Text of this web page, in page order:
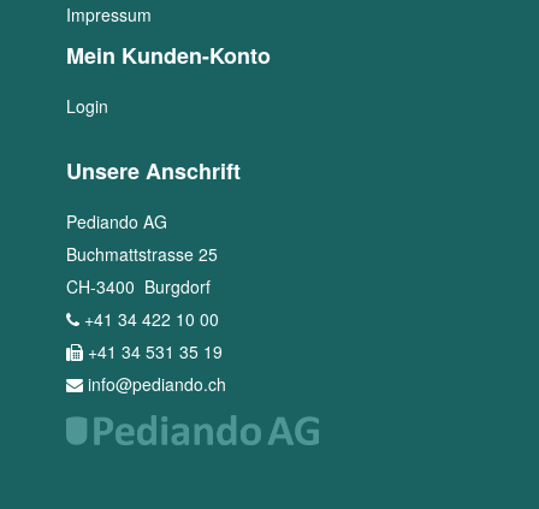
Impressum
Mein Kunden-Konto
Login
Unsere Anschrift
Pediando AG
Buchmattstrasse 25
CH-3400 Burgdorf
+41 34 422 10 00
+41 34 531 35 19
info@pediando.ch